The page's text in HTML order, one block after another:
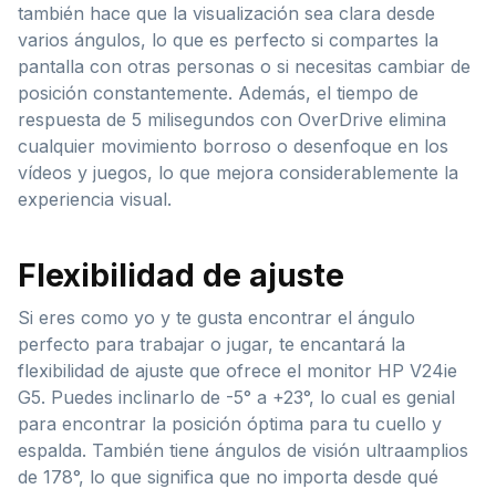
también hace que la visualización sea clara desde
varios ángulos, lo que es perfecto si compartes la
pantalla con otras personas o si necesitas cambiar de
posición constantemente. Además, el tiempo de
respuesta de 5 milisegundos con OverDrive elimina
cualquier movimiento borroso o desenfoque en los
vídeos y juegos, lo que mejora considerablemente la
experiencia visual.
Flexibilidad de ajuste
Si eres como yo y te gusta encontrar el ángulo
perfecto para trabajar o jugar, te encantará la
flexibilidad de ajuste que ofrece el monitor HP V24ie
G5. Puedes inclinarlo de -5° a +23°, lo cual es genial
para encontrar la posición óptima para tu cuello y
espalda. También tiene ángulos de visión ultraamplios
de 178°, lo que significa que no importa desde qué